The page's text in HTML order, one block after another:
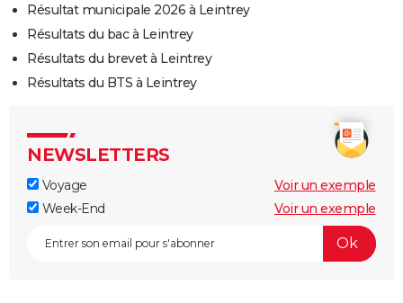
Résultat municipale 2026 à Leintrey
Résultats du bac à Leintrey
Résultats du brevet à Leintrey
Résultats du BTS à Leintrey
NEWSLETTERS
Voyage
Voir un exemple
Week-End
Voir un exemple